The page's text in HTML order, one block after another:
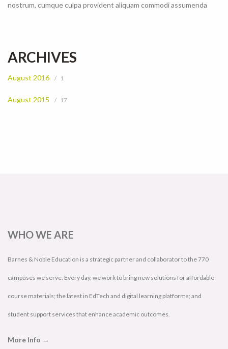
nostrum, cumque culpa provident aliquam commodi assumenda
ARCHIVES
August 2016 1
August 2015 17
WHO WE ARE
Barnes & Noble Education is a strategic partner and collaborator to the 770
campuses we serve. Every day, we work to bring new solutions for affordable
course materials; the latest in EdTech and digital learning platforms; and
student support services that enhance academic outcomes.
More Info →